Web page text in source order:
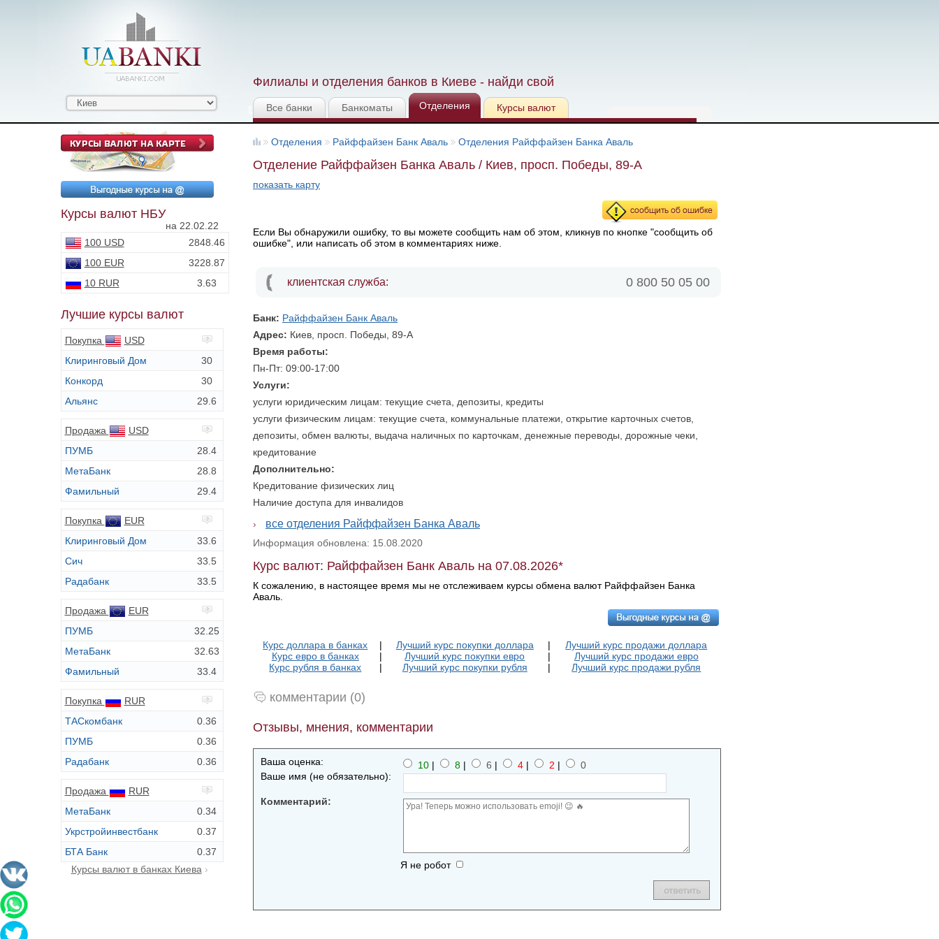
Филиалы и отделения банков в Киеве - найди свой
Все банки Банкоматы Отделения Курсы валют
Курсы валют НБУ
на 22.02.22
100 USD
2848.46
100 EUR
3228.87
10 RUR
3.63
Лучшие курсы валют
Покупка
USD
Клиринговый Дом
30
Конкорд
30
Альянс
29.6
Продажа
USD
ПУМБ
28.4
МетаБанк
28.8
Фамильный
29.4
Покупка
EUR
Клиринговый Дом
33.6
Сич
33.5
Радабанк
33.5
Продажа
EUR
ПУМБ
32.25
МетаБанк
32.63
Фамильный
33.4
Покупка
RUR
ТАСкомбанк
0.36
ПУМБ
0.36
Радабанк
0.36
Продажа
RUR
МетаБанк
0.34
Укрстройинвестбанк
0.37
БТА Банк
0.37
Курсы валют в банках Киева
Отделения Райффайзен Банк Аваль Отделения Райффайзен Банка Аваль
Отделение Райффайзен Банка Аваль / Киев, просп. Победы, 89-А
показать карту
Если Вы обнаружили ошибку, то вы можете сообщить нам об этом, кликнув по кнопке "сообщить об
ошибке", или написать об этом в комментариях ниже.
клиентская служба: 0 800 50 05 00
Банк: Райффайзен Банк Аваль
Адрес: Киев, просп. Победы, 89-А
Время работы:
Пн-Пт: 09:00-17:00
Услуги:
услуги юридическим лицам: текущие счета, депозиты, кредиты
услуги физическим лицам: текущие счета, коммунальные платежи, открытие карточных счетов,
депозиты, обмен валюты, выдача наличных по карточкам, денежные переводы, дорожные чеки,
кредитование
Дополнительно:
Кредитование физических лиц
Наличие доступа для инвалидов
все отделения Райффайзен Банка Аваль
Информация обновлена: 15.08.2020
Курс валют: Райффайзен Банк Аваль на 07.08.2026*
К сожалению, в настоящее время мы не отслеживаем курсы обмена валют Райффайзен Банка
Аваль.
Курс доллара в банках | Лучший курс покупки доллара |
Лучший курс продажи доллара
Курс евро в банках
| Лучший курс покупки евро |
Лучший курс продажи евро
Курс рубля в банках
| Лучший курс покупки рубля | Лучший курс продажи рубля
комментарии (0)
Отзывы, мнения, комментарии
Ваша оценка: 10 | 8 | 6 | 4 | 2 |
0
Ваше имя (не обязательно):
Комментарий:
Я не робот